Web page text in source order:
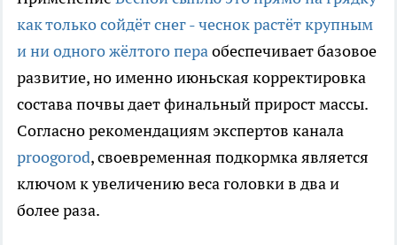
как только сойдёт снег - чеснок растёт крупным
и ни одного жёлтого пераобеспечивает базовое
развитие, но именно июньская корректировка
состава почвы дает финальный прирост массы.
Согласно рекомендациям экспертов канала
proogorod, своевременная подкормка является
ключом к увеличению веса головки в два и
более раза.